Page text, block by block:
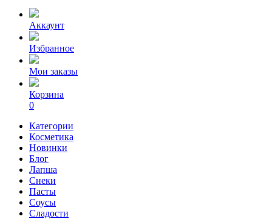
Аккаунт
Избранное
Мои заказы
Корзина
0
Категории
Косметика
Новинки
Блог
Лапша
Снеки
Пасты
Соусы
Сладости